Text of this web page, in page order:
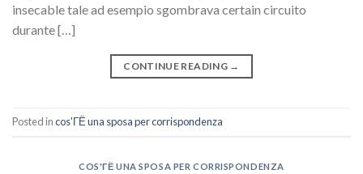
insecable tale ad esempio sgombrava certain circuito
durante […]
CONTINUE READING →
Posted incos'ГЁ una sposa per corrispondenza
COS'ГЁ UNA SPOSA PER CORRISPONDENZA